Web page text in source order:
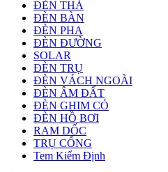
ĐÈN THẢ
ĐÈN BÀN
ĐÈN PHA
ĐÈN ĐƯỜNG
SOLAR
ĐÈN TRỤ
ĐÈN VÁCH NGOÀI
ĐÈN ÂM ĐẤT
ĐÈN GHIM CỎ
ĐÈN HỒ BƠI
RAM DỐC
TRỤ CỔNG
Tem Kiểm Định